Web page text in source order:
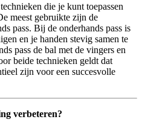
die je kunt toepassen
meest ​gebruikte zijn de
pass. Bij de onderhands ‌pass ⁣is
en je⁣ handen‌ stevig ‍samen te
pass de bal ‌met de vingers en
beide​ technieken⁢ geldt dat
zijn voor ⁢een succesvolle
verbeteren?